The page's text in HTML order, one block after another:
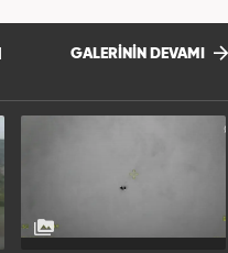
GALERİNİN DEVAMI